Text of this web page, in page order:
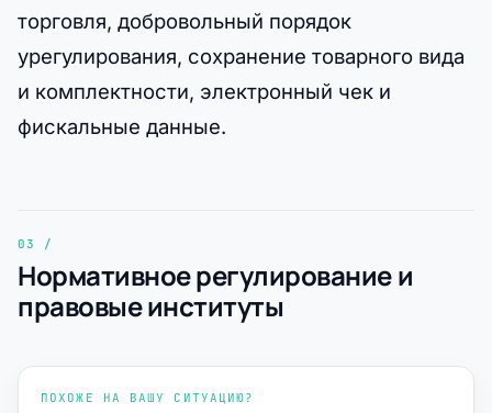
торговля, добровольный порядок
урегулирования, сохранение товарного вида
и комплектности, электронный чек и
фискальные данные.
Нормативное регулирование и
правовые институты
ПОХОЖЕ НА ВАШУ СИТУАЦИЮ?